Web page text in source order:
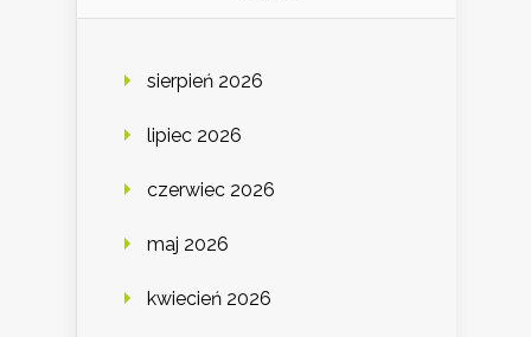
sierpień 2026
lipiec 2026
czerwiec 2026
maj 2026
kwiecień 2026